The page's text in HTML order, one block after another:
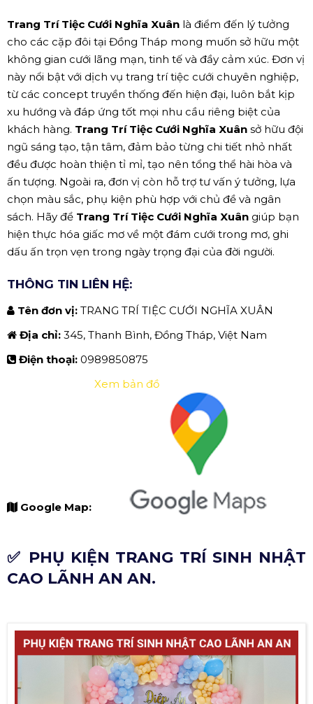
Trang Trí Tiệc Cưới Nghĩa Xuân là điểm đến lý tưởng
cho các cặp đôi tại Đồng Tháp mong muốn sở hữu một
không gian cưới lãng mạn, tinh tế và đầy cảm xúc. Đơn vị
này nổi bật với dịch vụ trang trí tiệc cưới chuyên nghiệp,
từ các concept truyền thống đến hiện đại, luôn bắt kịp
xu hướng và đáp ứng tốt mọi nhu cầu riêng biệt của
khách hàng. Trang Trí Tiệc Cưới Nghĩa Xuân sở hữu đội
ngũ sáng tạo, tận tâm, đảm bảo từng chi tiết nhỏ nhất
đều được hoàn thiện tỉ mỉ, tạo nên tổng thể hài hòa và
ấn tượng. Ngoài ra, đơn vị còn hỗ trợ tư vấn ý tưởng, lựa
chọn màu sắc, phụ kiện phù hợp với chủ đề và ngân
sách. Hãy để Trang Trí Tiệc Cưới Nghĩa Xuân giúp bạn
hiện thực hóa giấc mơ về một đám cưới trong mơ, ghi
dấu ấn trọn vẹn trong ngày trọng đại của đời người.
THÔNG TIN LIÊN HỆ:
Tên đơn vị: TRANG TRÍ TIỆC CƯỚI NGHĨA XUÂN
Địa chỉ: 345, Thanh Bình, Đồng Tháp, Việt Nam
Điện thoại: 0989850875
Google Map:
Xem bản đồ
✅ PHỤ KIỆN TRANG TRÍ SINH NHẬT
CAO LÃNH AN AN.